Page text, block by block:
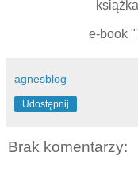
e-book
agnesblog
Udostępnij
Brak komentarzy: